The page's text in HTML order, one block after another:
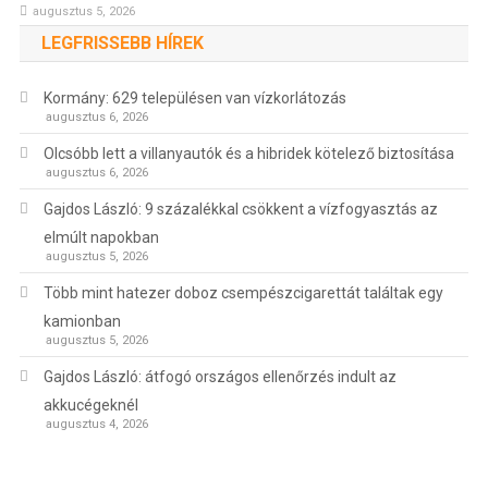
augusztus 5, 2026
LEGFRISSEBB HÍREK
Kormány: 629 településen van vízkorlátozás
augusztus 6, 2026
Olcsóbb lett a villanyautók és a hibridek kötelező biztosítása
augusztus 6, 2026
Gajdos László: 9 százalékkal csökkent a vízfogyasztás az
elmúlt napokban
augusztus 5, 2026
Több mint hatezer doboz csempészcigarettát találtak egy
kamionban
augusztus 5, 2026
Gajdos László: átfogó országos ellenőrzés indult az
akkucégeknél
augusztus 4, 2026